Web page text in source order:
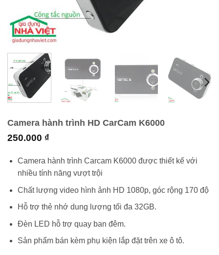
Camera hành trình HD CarCam K6000
250.000 ₫
Camera hành trình Carcam K6000 được thiết kế với
nhiều tính năng vượt trội
Chất lượng video hình ảnh HD 1080p, góc rộng 170 độ
Hỗ trợ thẻ nhớ dung lượng tối đa 32GB.
Đèn LED hỗ trợ quay ban đêm.
Sản phẩm bán kèm phụ kiện lắp đặt trên xe ô tô.